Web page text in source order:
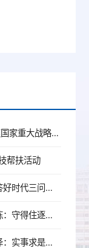
习近平给天津大学全体师生回信强调 聚焦国家重大战略需求提高人才培养质量 更好服务经济社会发展
帮扶活动
【2026研究生毕业典礼】校长柴立元：答好时代三问，奔赴强国新程
【2026研究生毕业典礼】导师代表童银栋：守得住逐梦的初心，扛得起山河的责任
【2026研究生毕业典礼】学生代表王礼泽：实事求是铸初心，青春报国赴山海